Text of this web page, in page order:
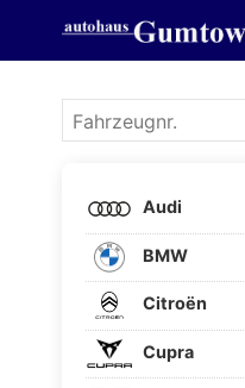
Fahrzeugnr.
Audi
BMW
Citroën
Cupra